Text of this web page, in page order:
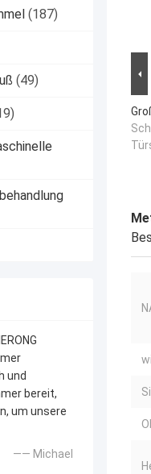
(187)
(49)
und
bereit,
um unsere
—— Michael